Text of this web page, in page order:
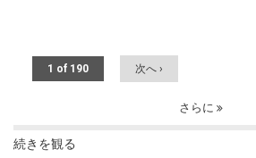
1 of 190 次へ ›
さらに
続きを観る